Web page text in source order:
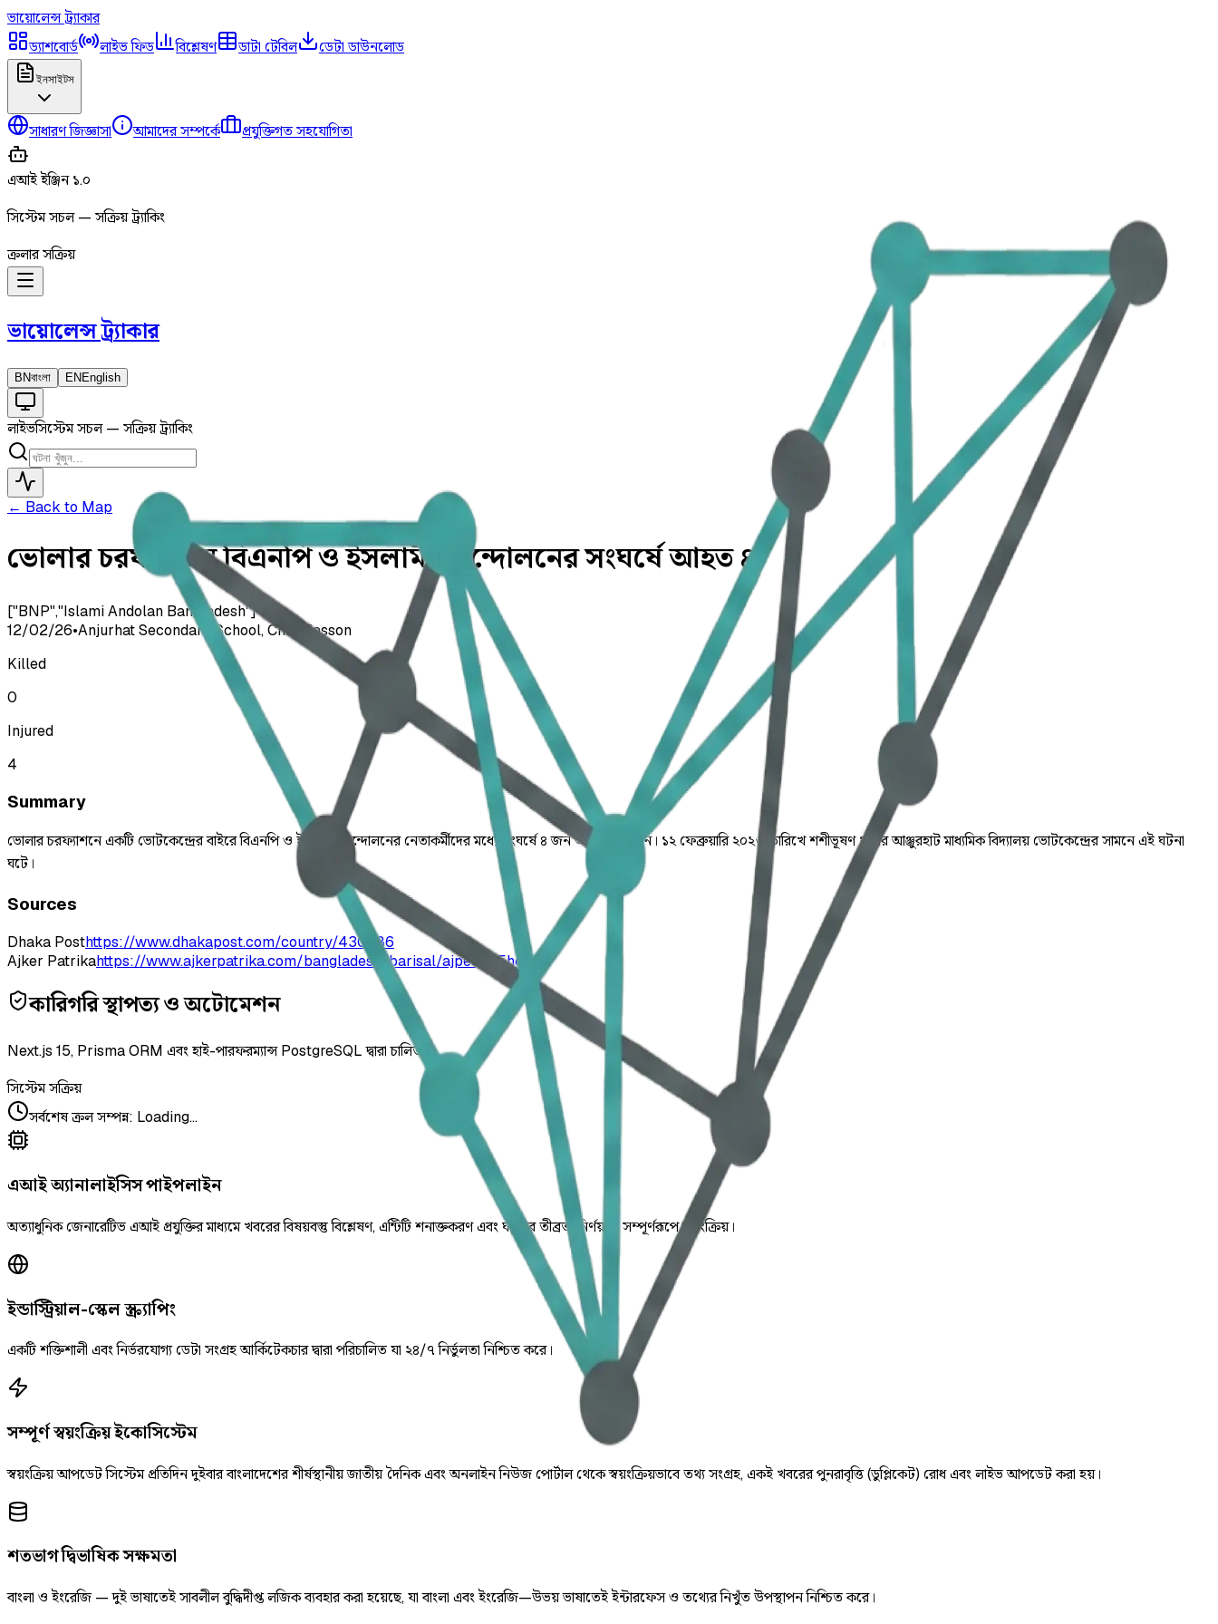
ভায়োলেন্সট্র্যাকার
ড্যাশবোর্ড
লাইভ ফিড বিশ্লেষণ ডাটা টেবিল ডেটা ডাউনলোড
ইনসাইটস
সাধারণ জিজ্ঞাসা আমাদের সম্পর্কে প্রযুক্তিগত সহযোগিতা
এআই ইঞ্জিন ১.০
সিস্টেম সচল — সক্রিয় ট্র্যাকিং
ক্রলার সক্রিয়
ভায়োলেন্সট্র্যাকার
BNবাংলা EN English
লাইভসিস্টেম সচল — সক্রিয় ট্র্যাকিং
← Back to Map
ভোলার চরফ্যাশনে বিএনপি ও ইসলামী আন্দোলনের সংঘর্ষে আহত ৪
["BNP","Islami Andolan Bangladesh"]
12/02/26•Anjurhat Secondary School, Char Fasson
Killed
0
Injured
4
Summary
ভোলার চরফ্যাশনে একটি ভোটকেন্দ্রের বাইরে বিএনপি ও ইসলামী আন্দোলনের নেতাকর্মীদের মধ্যে সংঘর্ষে ৪ জন আহত হয়েছেন। ১২ ফেব্রুয়ারি ২০২৬ তারিখে শশীভূষণ থানার আঞ্জুরহাট মাধ্যমিক বিদ্যালয় ভোটকেন্দ্রের সামনে এই ঘটনা
ঘটে।
Sources
Dhaka Posthttps://www.dhakapost.com/country/430586
Ajker Patrikahttps://www.ajkerpatrika.com/bangladesh/barisal/ajpeqtm5hexsw
কারিগরি স্থাপত্য ও অটোমেশন
Next.js 15, Prisma ORM এবং হাই-পারফরম্যান্স PostgreSQL দ্বারা চালিত।
সিস্টেম সক্রিয়
সর্বশেষ ক্রল সম্পন্ন: Loading...
এআই অ্যানালাইসিস পাইপলাইন
অত্যাধুনিক জেনারেটিভ এআই প্রযুক্তির মাধ্যমে খবরের বিষয়বস্তু বিশ্লেষণ, এন্টিটি শনাক্তকরণ এবং ঘটনার তীব্রতা নির্ণয় যা সম্পূর্ণরূপে স্বয়ংক্রিয়।
ইন্ডাস্ট্রিয়াল-স্কেল স্ক্র্যাপিং
একটি শক্তিশালী এবং নির্ভরযোগ্য ডেটা সংগ্রহ আর্কিটেকচার দ্বারা পরিচালিত যা ২৪/৭ নির্ভুলতা নিশ্চিত করে।
সম্পূর্ণ স্বয়ংক্রিয় ইকোসিস্টেম
স্বয়ংক্রিয় আপডেট সিস্টেম প্রতিদিন দুইবার বাংলাদেশের শীর্ষস্থানীয় জাতীয় দৈনিক এবং অনলাইন নিউজ পোর্টাল থেকে স্বয়ংক্রিয়ভাবে তথ্য সংগ্রহ, একই খবরের পুনরাবৃত্তি (ডুপ্লিকেট) রোধ এবং লাইভ আপডেট করা হয়।
শতভাগ দ্বিভাষিক সক্ষমতা
বাংলা ও ইংরেজি — দুই ভাষাতেই সাবলীল বুদ্ধিদীপ্ত লজিক ব্যবহার করা হয়েছে, যা বাংলা এবং ইংরেজি—উভয় ভাষাতেই ইন্টারফেস ও তথ্যের নিখুঁত উপস্থাপন নিশ্চিত করে।